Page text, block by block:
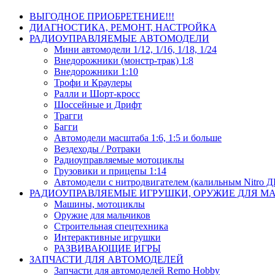
ВЫГОДНОЕ ПРИОБРЕТЕНИЕ!!!
ДИАГНОСТИКА, РЕМОНТ, НАСТРОЙКА
РАДИОУПРАВЛЯЕМЫЕ АВТОМОДЕЛИ
Мини автомодели 1/12, 1/16, 1/18, 1/24
Внедорожники (монстр-трак) 1:8
Внедорожники 1:10
Трофи и Краулеры
Ралли и Шорт-кросс
Шоссейные и Дрифт
Трагги
Багги
Автомодели масштаба 1:6, 1:5 и больше
Вездеходы / Ротраки
Радиоуправляемые мотоциклы
Грузовики и прицепы 1:14
Автомодели с нитродвигателем (калильным Nitro
РАДИОУПРАВЛЯЕМЫЕ ИГРУШКИ, ОРУЖИЕ ДЛЯ
Машины, мотоциклы
Оружие для мальчиков
Строительная спецтехника
Интерактивные игрушки
РАЗВИВАЮЩИЕ ИГРЫ
ЗАПЧАСТИ ДЛЯ АВТОМОДЕЛЕЙ
Запчасти для автомоделей Remo Hobby